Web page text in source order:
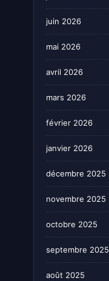
juin 2026
mai 2026
avril 2026
mars 2026
février 2026
janvier 2026
décembre 2025
novembre 2025
octobre 2025
septembre 2025
août 2025